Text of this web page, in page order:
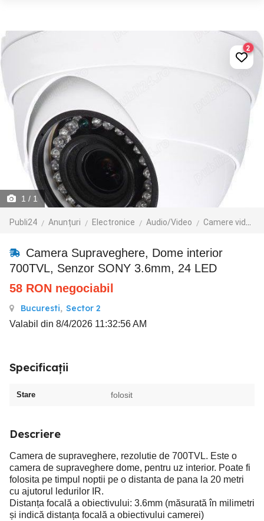
1 / 1
Publi24 Anunțuri Electronice Audio/Video Camere video
2
Camera Supraveghere, Dome interior
700TVL, Senzor SONY 3.6mm, 24 LED
58 RON negociabil
Bucuresti, Sector 2
Valabil din 8/4/2026 11:32:56 AM
Specificații
Stare folosit
Descriere
Camera de supraveghere, rezolutie de 700TVL. Este o
camera de supraveghere dome, pentru uz interior. Poate fi
folosita pe timpul noptii pe o distanta de pana la 20 metri
cu ajutorul ledurilor IR.
Distanța focală a obiectivului: 3.6mm (măsurată în milimetri
și indică distanța focală a obiectivului camerei)